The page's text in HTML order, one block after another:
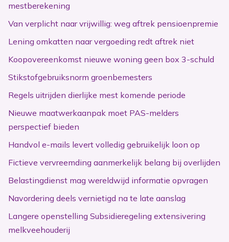
mestberekening
Van verplicht naar vrijwillig: weg aftrek pensioenpremie
Lening omkatten naar vergoeding redt aftrek niet
Koopovereenkomst nieuwe woning geen box 3-schuld
Stikstofgebruiksnorm groenbemesters
Regels uitrijden dierlijke mest komende periode
Nieuwe maatwerkaanpak moet PAS-melders
perspectief bieden
Handvol e-mails levert volledig gebruikelijk loon op
Fictieve vervreemding aanmerkelijk belang bij overlijden
Belastingdienst mag wereldwijd informatie opvragen
Navordering deels vernietigd na te late aanslag
Langere openstelling Subsidieregeling extensivering
melkveehouderij